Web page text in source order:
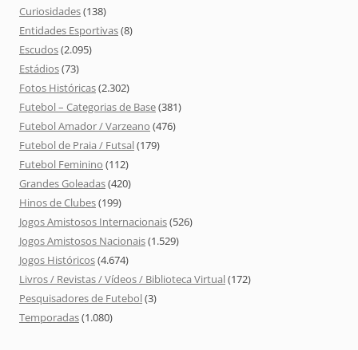
Curiosidades(138)
Entidades Esportivas(8)
Escudos(2.095)
Estádios(73)
Fotos Históricas(2.302)
Futebol – Categorias de Base(381)
Futebol Amador / Varzeano (476)
Futebol de Praia / Futsal(179)
Futebol Feminino (112)
Grandes Goleadas(420)
Hinos de Clubes(199)
Jogos Amistosos Internacionais(526)
Jogos Amistosos Nacionais(1.529)
Jogos Históricos(4.674)
Livros / Revistas / Vídeos / Biblioteca Virtual(172)
Pesquisadores de Futebol(3)
Temporadas(1.080)